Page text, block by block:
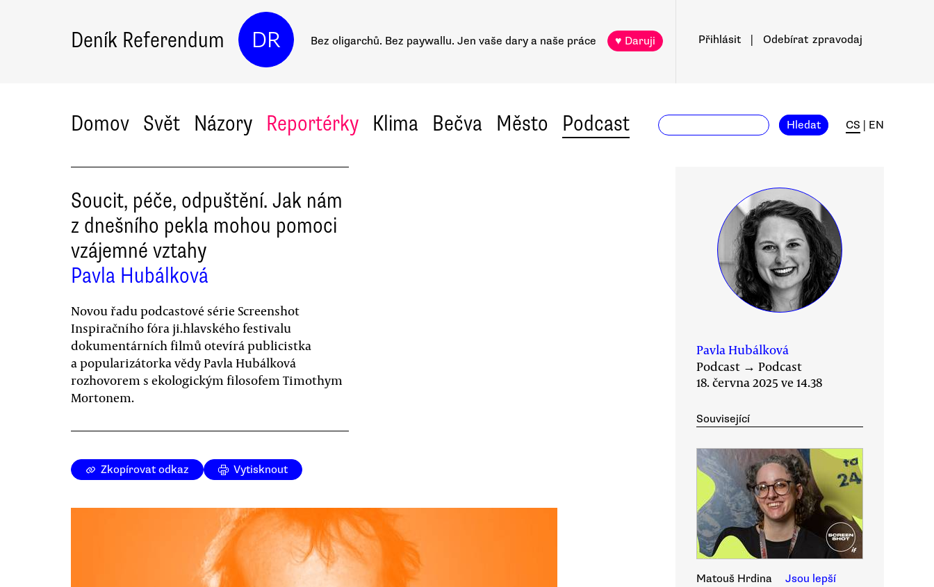
Deník Referendum DR Bez oligarchů. Bez paywallu. Jen vaše dary a naše práce ♥ Daruji Přihlásit Odebírat zpravodaj
Domov Svět Názory Reportérky Klima Bečva Město Podcast Hledat CS EN
Soucit, péče, odpuštění. Jak nám
z dnešního pekla mohou pomoci
vzájemné vztahy
Pavla Hubálková
Novou řadu podcastové série Screenshot
Inspiračního fóra ji.hlavského festivalu
dokumentárních filmů otevírá publicistka
a popularizátorka vědy Pavla Hubálková
rozhovorem s ekologickým filosofem Timothym
Mortonem.
Zkopírovat odkaz Vytisknout
Pavla Hubálková
Podcast → Podcast
18. června 2025 ve 14.38
Související
Matouš Hrdina
Jsou lepší